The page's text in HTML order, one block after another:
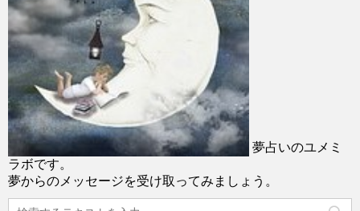
夢占いのユメミ
ラボです。
夢からのメッセージを受け取ってみましょう。